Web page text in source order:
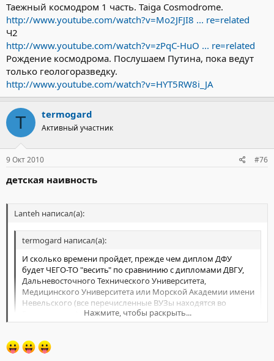
Таежный космодром 1 часть. Taiga Cosmodrome.
http://www.youtube.com/watch?v=Mo2JFJI8 ... re=related
Ч2
http://www.youtube.com/watch?v=zPqC-HuO ... re=related
Рождение космодрома. Послушаем Путина, пока ведут
только геологоразведку.
http://www.youtube.com/watch?v=HYT5RW8i_JA
T termogard
Активный участник
9 Окт 2010 #76
детская наивность
Lanteh написал(а):
termogard написал(а):
И сколько времени пройдет, прежде чем диплом ДФУ
будет ЧЕГО-ТО "весить" по сравнинию с дипломами ДВГУ,
Дальневосточного Технического Университета,
Медицинского Университета или Морской Академии имени
Невельского (все перечисленные ВУЗы находятся во
в местечко по комфортнее, так сразу диплом начнёт весить, да
поболее чем существующих вузов.
Нажмите, чтобы раскрыть...